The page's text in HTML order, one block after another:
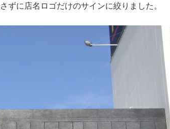
ずに店名ロゴだけのサインに絞りました。